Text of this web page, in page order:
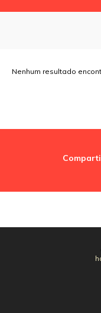
Nenhum resultado